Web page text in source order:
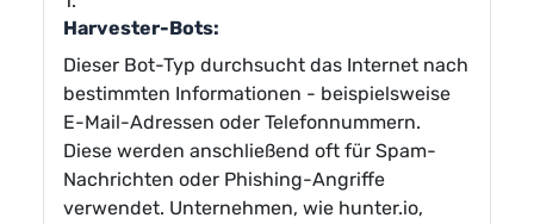
Harvester-Bots:
Dieser Bot-Typ durchsucht das Internet nach
bestimmten Informationen - beispielsweise
E-Mail-Adressen oder Telefonnummern.
Diese werden anschließend oft für Spam-
Nachrichten oder Phishing-Angriffe
verwendet. Unternehmen, wie hunter.io,